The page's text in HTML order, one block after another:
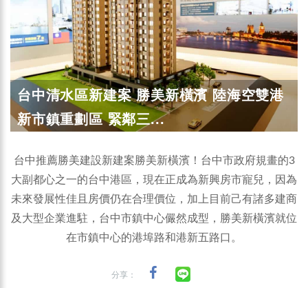
台中清水區新建案 勝美新橫濱 陸海空雙港
新市鎮重劃區 緊鄰三...
台中推薦勝美建設新建案勝美新橫濱！台中市政府規畫的3
大副都心之一的台中港區，現在正成為新興房市寵兒，因為
未來發展性佳且房價仍在合理價位，加上目前己有諸多建商
及大型企業進駐，台中市鎮中心儼然成型，勝美新橫濱就位
在市鎮中心的港埠路和港新五路口。
分享：